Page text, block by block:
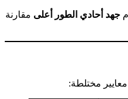
جهد أحادي الطور أعلى مقارنة
مختلطة: